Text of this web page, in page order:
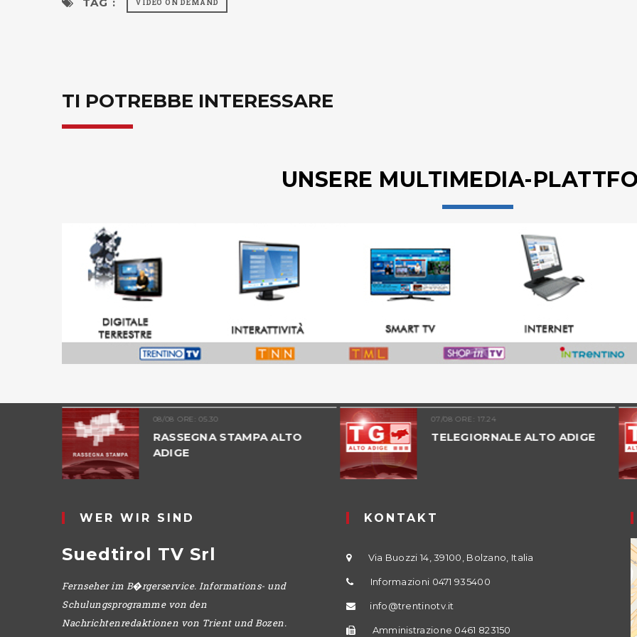
VIDEO ON DEMAND
TI POTREBBE INTERESSARE
UNSERE MULTIMEDIA-
08/08 ORE: 05.30
RASSEGNA STAMPA ALTO
ADIGE
07/08 ORE: 17.24
TELEGIORNALE ALTO ADIGE
WER WIR SIND
Suedtirol TV Srl
Fernseher im B�rgerservice. Informations- und
Schulungsprogramme von den
Nachrichtenredaktionen von Trient und Bozen.
KONTAKT
Via Buozzi 14, 39100, Bolzano, Italia
Informazioni 0471 935400
info@trentinotv.it
Amministrazione 0461 823150